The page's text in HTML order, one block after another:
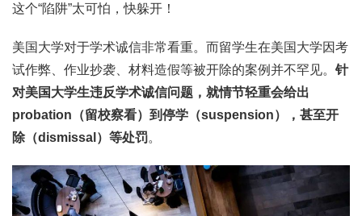
这个“陷阱”太可怕，快躲开！
美国大学对于学术诚信非常看重。而留学生在美国大学因考
试作弊、作业抄袭、材料造假等被开除的案例并不罕见。 针
对美国大学生违反学术诚信问题，就情节轻重会给出
probation（留校察看）到停学（suspension），甚至开
除（dismissal）等处罚。